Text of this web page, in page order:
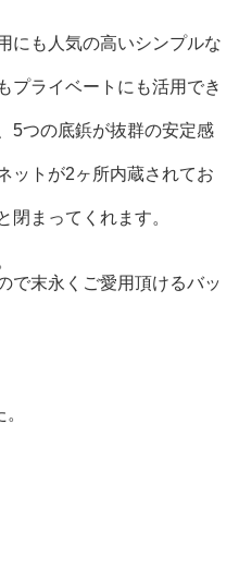
にも人気の高いシンプルな
プライベートにも活用でき
5つの底鋲が抜群の安定感
ットが2ヶ所内蔵されてお
閉まってくれます。
で末永くご愛用頂けるバッ